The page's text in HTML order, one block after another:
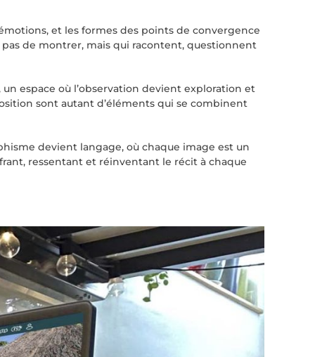
et les formes des points de convergence
de montrer, mais qui racontent, questionnent
espace où l’observation devient exploration et
sont autant d’éléments qui se combinent
devient langage, où chaque image est un
ressentant et réinventant le récit à chaque